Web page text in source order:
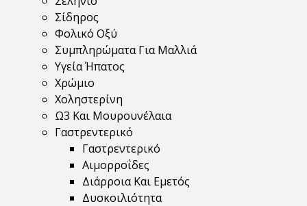
Σίδηρος
Φολικό Οξύ
Συμπληρώματα Για Μαλλιά
Υγεία Ήπατος
Χρώμιο
Χοληστερίνη
Ω3 Και Μουρουνέλαια
Γαστρεντερικό
Γαστρεντερικό
Αιμορροΐδες
Διάρροια Και Εμετός
Δυσκοιλιότητα